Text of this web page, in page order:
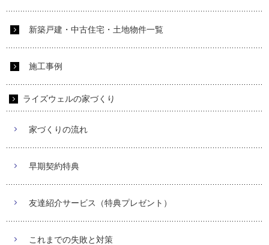
新築戸建・中古住宅・土地物件一覧
施工事例
ライズウェルの家づくり
家づくりの流れ
早期契約特典
友達紹介サービス（特典プレゼント）
これまでの失敗と対策